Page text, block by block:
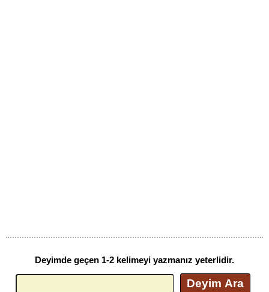
Deyimde geçen 1-2 kelimeyi yazmanız yeterlidir.
Deyim Ara